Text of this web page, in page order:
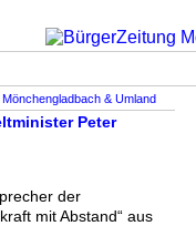
& Umland
Peter
der
mit Abstand“ aus